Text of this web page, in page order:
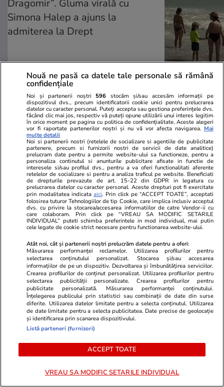
Mediafax.ro
„Răspuns corect, Mitică
Dragomir”. Gluma virală cu
Simona Halep a ajuns la
admiterea la Drept
StirileKanalD.ro
Femeie
făcea plajă:
PROMO
Advertorial
Smart is the new chic: Cum ne
ajută tehnologia să ne reinventăm
voucher de
Nouă ne pasă ca datele tale personale să rămână
confidențiale
Noi și partenerii noștri 596 stocăm și/sau accesăm informații pe
dispozitivul dvs., precum identificatorii cookie unici pentru prelucrarea
datelor cu caracter personal. Puteți accepta sau gestiona preferințele dvs.
făcând clic mai jos, respectiv vă puteți opune utilizării unui interes legitim
în orice moment pe pagina cu politica de confidențialitate. Aceste alegeri
vor fi raportate partenerilor noștri și nu vă vor afecta navigarea. Mai
multe detalii
Noi si partenerii nostri (retelele de socializare si agentiile de publicitate
partenere, precum si furnizorii nostri de servicii de date analitice)
prelucram date pentru a permite website-ului sa functioneze, pentru a
personaliza continutul si anunturile publicitare afisate in functie de
interesele si/sau profilul dvs., pentru a va oferi functionalitati aferente
retelelor de socializare si pentru a analiza traficul pe website. Beneficiati
de drepturile prevazute de art. 15-22 din GDPR in legatura cu
prelucrarea datelor cu caracter personal. Aceste drepturi pot fi exercitate
prin modalitatea indicataaici. Prin click pe “ACCEPT TOATE”, acceptati
folosirea tuturor Tehnologiilor de tip Cookie, care implica inclusiv acceptul
dvs. cu privire la stocarea/accesarea informatiilor de catre Vendor-ii cu
care colaboram. Prin click pe “VREAU SA MODIFIC SETARILE
INDIVIDUAL” puteti schimba preferintele in mod individual, mai putin
cele legate de cookie strict necesare pentru functionarea website-ului.
Atât noi, cât și partenerii noștri prelucrăm datele pentru a oferi:
Măsurarea performanței reclamelor. Utilizarea profilurilor pentru
selectarea conținutului personalizat. Stocarea și/sau accesarea
informațiilor de pe un dispozitiv. Dezvoltarea și îmbunătățirea serviciilor.
Crearea profilurilor de conținut personalizat. Utilizarea profilurilor pentru
selectarea publicității personalizate. Crearea profilurilor pentru
publicitate personalizată. Măsurarea performanței conținutului.
Înțelegerea publicului prin statistici sau combinații de date din surse
diferite. Utilizarea datelor limitate pentru a selecta conținutul. Utilizarea
de date limitate pentru a selecta publicitatea. Date precise de geolocație
și identificarea prin scanarea dispozitivului.
Listă parteneri (furnizori)
ACCEPT TOATE
VREAU SA MODIFIC SETARILE INDIVIDUAL